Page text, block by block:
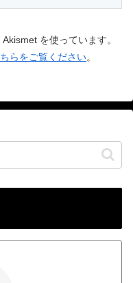
を使っています。
らをご覧ください。